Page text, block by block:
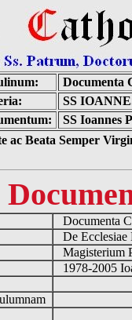
Documenta
SS
SS Ioannes
ac Beata Semper
Documenta
De
Magisterium
1978-2005